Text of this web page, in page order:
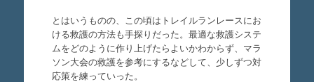
とはいうものの、この頃はトレイルランレースにお
ける救護の方法も手探りだった。最適な救護システ
ムをどのように作り上げたらよいかわからず、マラ
ソン大会の救護を参考にするなどして、少しずつ対
応策を練っていった。